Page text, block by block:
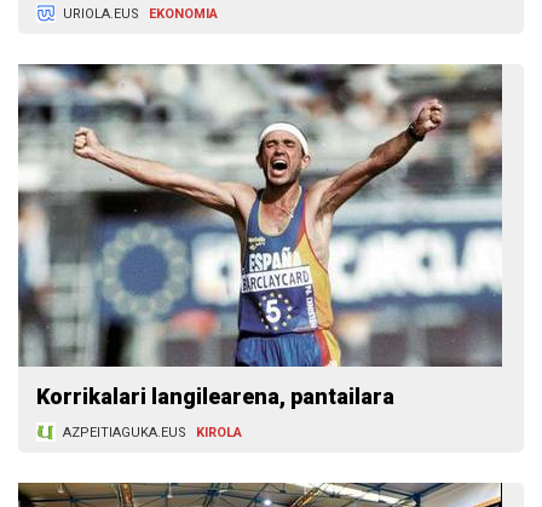
URIOLA.EUS EKONOMIA
Korrikalari langilearena, pantailara
AZPEITIAGUKA.EUS KIROLA